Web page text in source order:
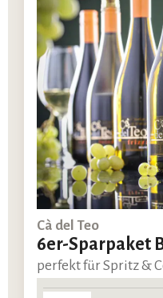
Cà del Teo
6er-Sparpaket
perfekt für Spritz &